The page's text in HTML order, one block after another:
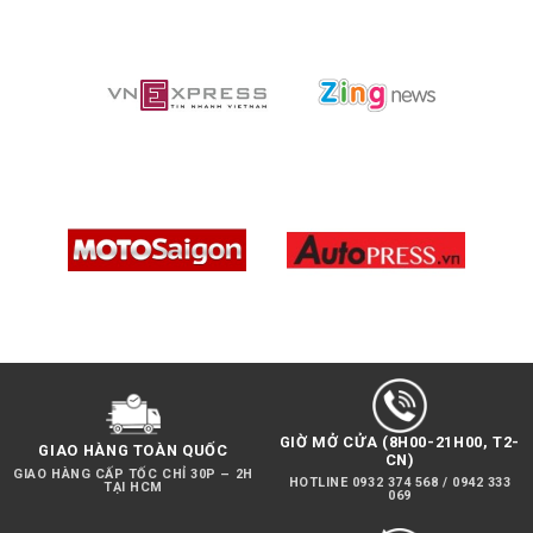
Sản phẩm có kiểu dáng gọn nhẹ
GIAO HÀNG TOÀN QUỐC
GIAO HÀNG CẤP TỐC CHỈ 30P – 2H
TẠI HCM
GIỜ MỞ CỬA (8H00-21H00, T2-
CN)
HOTLINE 0932 374 568 / 0942 333
069